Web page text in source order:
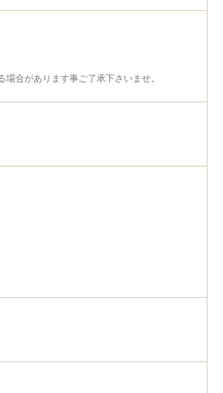
合があります事ご了承下さいませ。